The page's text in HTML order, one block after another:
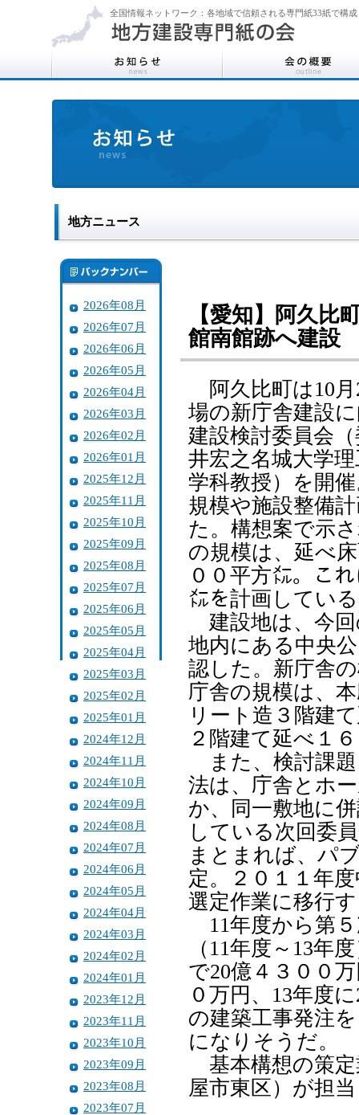
全国情報ネットワーク：各地域で信頼される専門紙33紙で構成
地方ニュース
2026年08月
2026年07月
2026年06月
2026年05月
2026年04月
2026年03月
2026年02月
2026年01月
2025年12月
2025年11月
2025年10月
2025年09月
2025年08月
2025年07月
2025年06月
2025年05月
2025年04月
2025年03月
2025年02月
2025年01月
2024年12月
2024年11月
2024年10月
2024年09月
2024年08月
2024年07月
2024年06月
2024年05月
2024年04月
2024年03月
2024年02月
2024年01月
2023年12月
2023年11月
2023年10月
2023年09月
2023年08月
2023年07月
【愛知】阿久
館南館跡へ建設
阿久比町は10月
場の新庁舎建設
建設検討委員会
井宏之名城大学
学科教授）を開
規模や施設整備
た。構想案で示
の規模は、延べ
００平方㍍。こ
㍍を計画してい
建設地は、今回
地内にある中央
認した。新庁舎
庁舎の規模は、
リート造３階建
２階建て延べ１
また、検討課題
法は、庁舎とホ
か、同一敷地に
している次回委
まとまれば、パ
定。２０１１年
選定作業に移行
11年度から第
（11年度～13年
で20億４３００
０万円、13年度
の建築工事発注
になりそうだ。
基本構想の策定
屋市東区）が担